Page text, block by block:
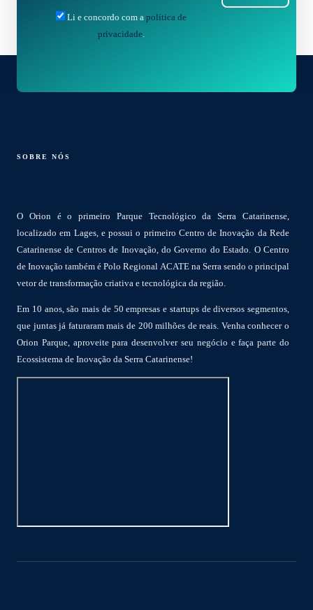
Li e concordo com a política de
privacidade.
SOBRE NÓS
O Orion é o primeiro Parque Tecnológico da Serra Catarinense,
localizado em Lages, e possui o primeiro Centro de Inovação da Rede
Catarinense de Centros de Inovação, do Governo do Estado. O Centro
de Inovação também é Polo Regional ACATE na Serra sendo o principal
vetor de transformação criativa e tecnológica da região.
Em 10 anos, são mais de 50 empresas e startups de diversos segmentos,
que juntas já faturaram mais de 200 milhões de reais. Venha conhecer o
Orion Parque, aproveite para desenvolver seu negócio e faça parte do
Ecossistema de Inovação da Serra Catarinense!